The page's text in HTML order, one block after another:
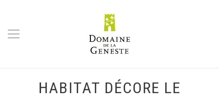
HABITAT DÉCORE LE